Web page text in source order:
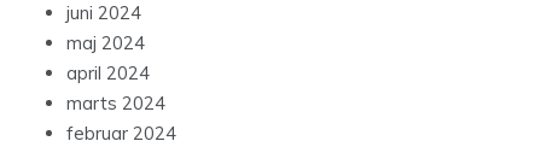
juni 2024
maj 2024
april 2024
marts 2024
februar 2024